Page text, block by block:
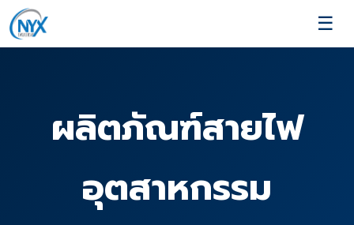
☰
ผลิตภัณฑ์สายไฟ
อุตสาหกรรม